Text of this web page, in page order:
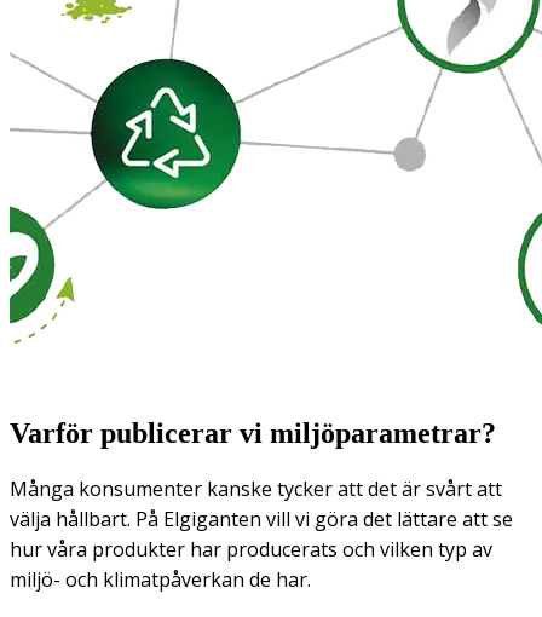
Varför publicerar vi miljöparametrar?
Många konsumenter kanske tycker att det är svårt att
välja hållbart. På Elgiganten vill vi göra det lättare att se
hur våra produkter har producerats och vilken typ av
miljö- och klimatpåverkan de har.